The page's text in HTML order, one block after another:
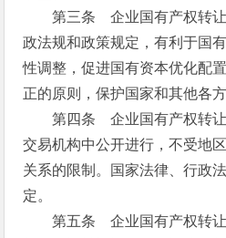
第三条 企业国有产权转让
政法规和政策规定，有利于国
性调整，促进国有资本优化配
正的原则，保护国家和其他各方
第四条 企业国有产权转让
交易机构中公开进行，不受地
关系的限制。国家法律、行政
定。
第五条 企业国有产权转让